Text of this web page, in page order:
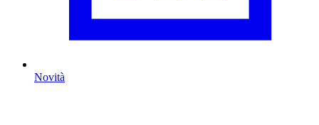
Novità